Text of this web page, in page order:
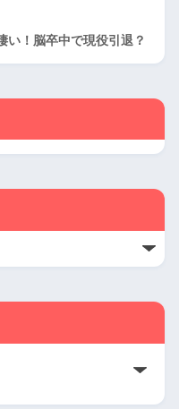
い！脳卒中で現役引退？